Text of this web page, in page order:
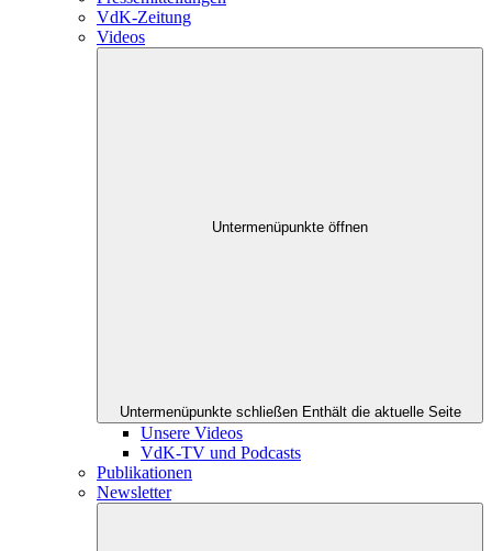
VdK-Zeitung
Videos
Untermenüpunkte öffnen
Untermenüpunkte schließen Enthält die aktuelle Seite
Unsere Videos
VdK-TV und Podcasts
Publikationen
Newsletter